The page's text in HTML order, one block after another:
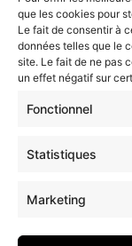
que les cookies pour
Le fait de consentir à
données telles que le
site. Le fait de ne pas
un effet négatif sur
Fonctionnel
Statistiques
Marketing